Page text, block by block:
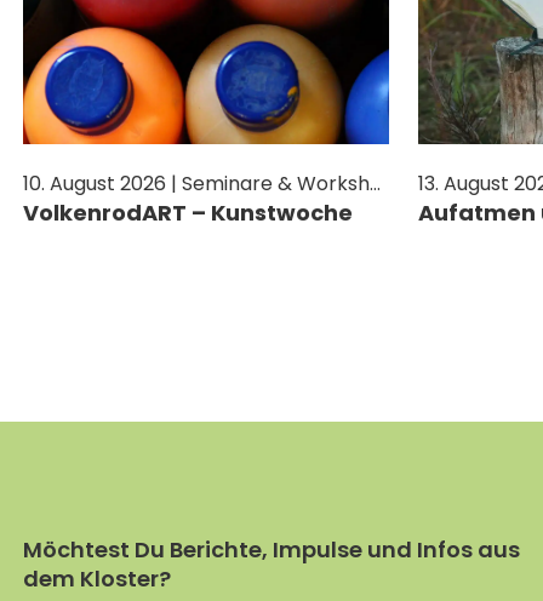
ANREISE
KONTAKT
BERICHTE
IMPULSE
PREDIGTEN
JETZT SPENDEN
MITHELFEN
JETZT SPENDEN
JETZT SPENDEN
10. August 2026 | Seminare & Workshops
VolkenrodART – Kunstwoche Aufatmen
Möchtest Du Berichte, Impulse und Infos aus
dem Kloster?